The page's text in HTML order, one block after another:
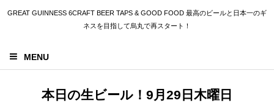
GREAT GUINNESS 6CRAFT BEER TAPS & GOOD FOOD 最高のビールと日本一のギ
ネスを目指して烏丸で再スタート！
MENU
本日の生ビール！9月29日木曜日